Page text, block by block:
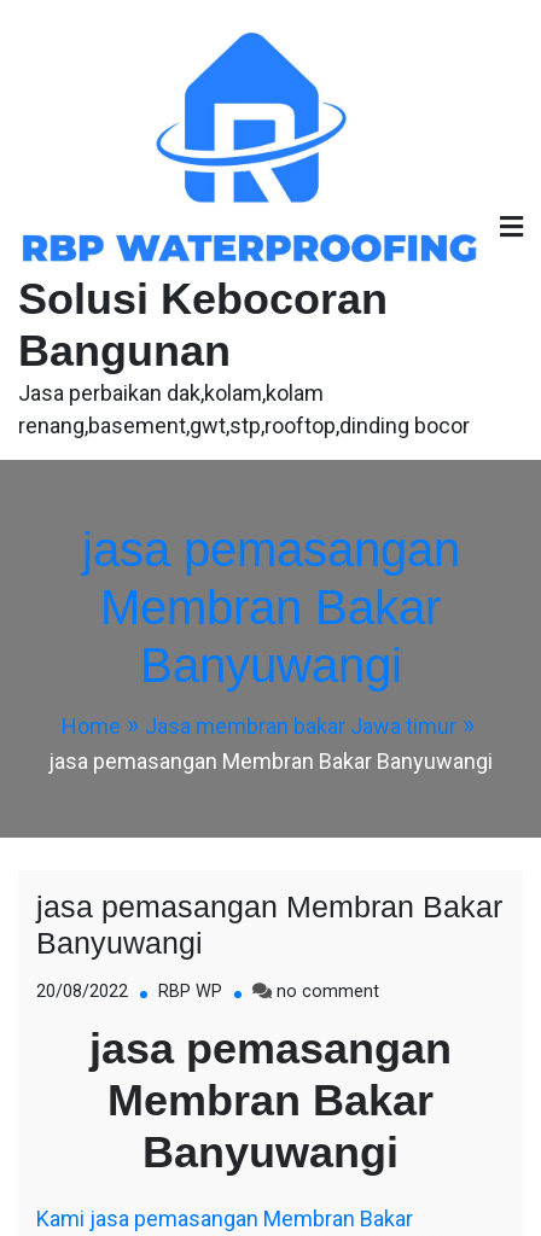
Solusi Kebocoran
Bangunan
Jasa perbaikan dak,kolam,kolam
renang,basement,gwt,stp,rooftop,dinding bocor
jasa pemasangan
Membran Bakar
Banyuwangi
Home
Jasa membran bakar Jawa timur
jasa pemasangan Membran Bakar Banyuwangi
jasa pemasangan Membran Bakar
Banyuwangi
20/08/2022 RBP WP no commenton
pemasangan
Membran
Bakar
Banyuwangi
jasa pemasangan
Membran Bakar
Banyuwangi
Kami jasa pemasangan Membran Bakar